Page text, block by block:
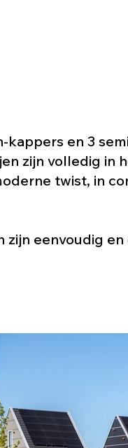
en 3
zijn volledig in
twist, in
eenvoudig